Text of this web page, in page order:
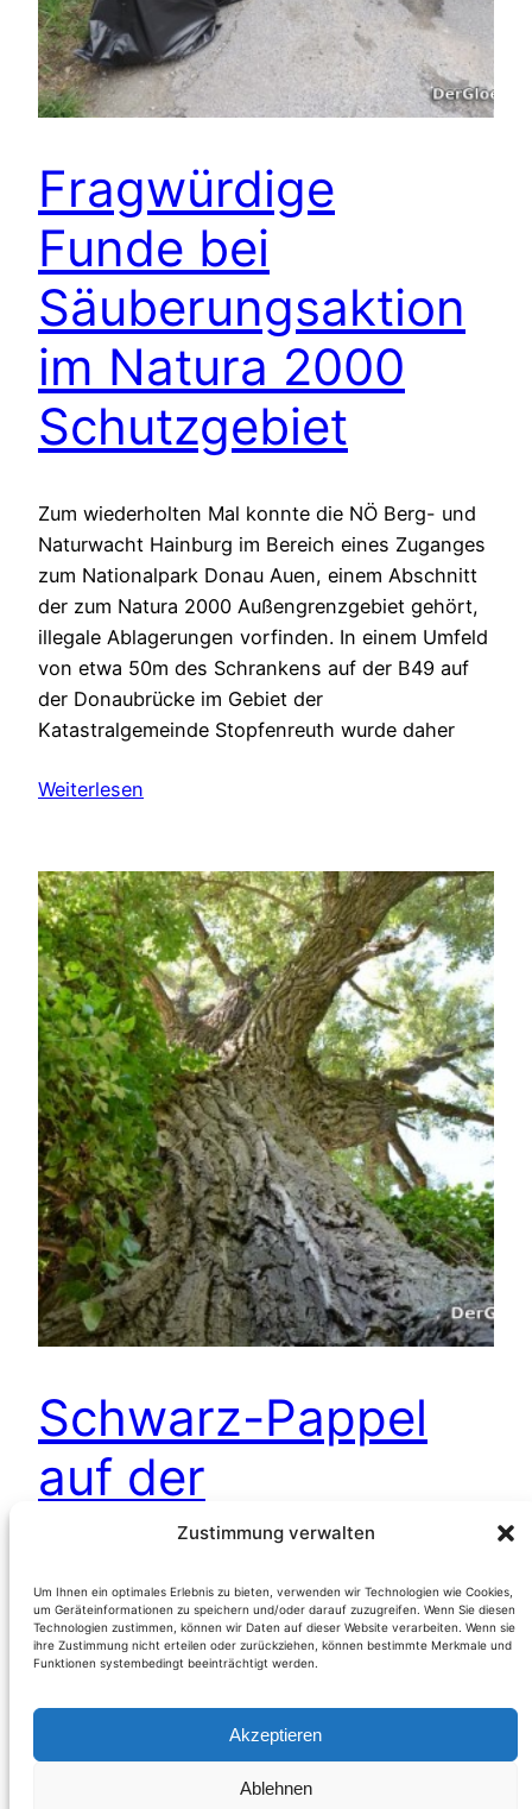
Zustimmung verwalten
Um Ihnen ein optimales Erlebnis zu bieten, verwenden wir Technologien wie Cookies,
um Geräteinformationen zu speichern und/oder darauf zuzugreifen. Wenn Sie diesen
Technologien zustimmen, können wir Daten auf dieser Website verarbeiten. Wenn sie
ihre Zustimmung nicht erteilen oder zurückziehen, können bestimmte Merkmale und
Funktionen systembedingt beeinträchtigt werden.
Akzeptieren
Ablehnen
Fragwürdige
Funde bei
Säuberungsaktion
im Natura 2000
Schutzgebiet
Zum wiederholten Mal konnte die NÖ Berg- und
Naturwacht Hainburg im Bereich eines Zuganges
zum Nationalpark Donau Auen, einem Abschnitt
der zum Natura 2000 Außengrenzgebiet gehört,
illegale Ablagerungen vorfinden. In einem Umfeld
von etwa 50m des Schrankens auf der B49 auf
der Donaubrücke im Gebiet der
Katastralgemeinde Stopfenreuth wurde daher
Weiterlesen
Schwarz-Pappel
auf der
Thebnerstraße –
Abschied in
Dankbarkeit
(Niederösterreich) Was manche bereits